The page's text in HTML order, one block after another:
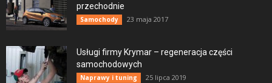
przechodnie
Samochody 23 maja 2017
Usługi firmy Krymar – regeneracja części
samochodowych
Naprawy i tuning 25 lipca 2019